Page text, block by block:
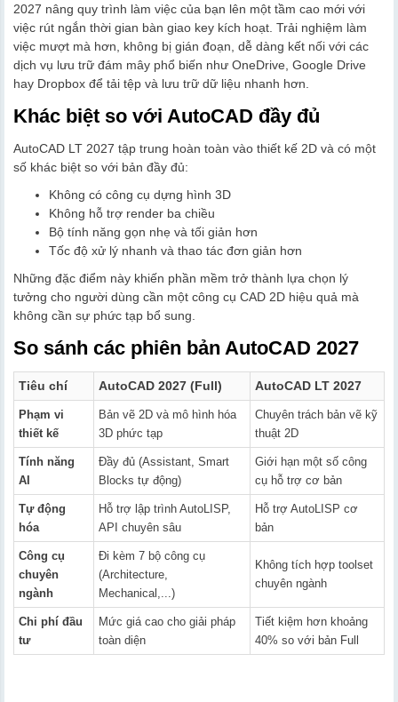
2027 nâng quy trình làm việc của bạn lên một tầm cao mới với
việc rút ngắn thời gian bàn giao key kích hoạt. Trải nghiệm làm
việc mượt mà hơn, không bị gián đoạn, dễ dàng kết nối với các
dịch vụ lưu trữ đám mây phổ biến như OneDrive, Google Drive
hay Dropbox để tải tệp và lưu trữ dữ liệu nhanh hơn.
Khác biệt so với AutoCAD đầy đủ
AutoCAD LT 2027 tập trung hoàn toàn vào thiết kế 2D và có một
số khác biệt so với bản đầy đủ:
Không có công cụ dựng hình 3D
Không hỗ trợ render ba chiều
Bộ tính năng gọn nhẹ và tối giản hơn
Tốc độ xử lý nhanh và thao tác đơn giản hơn
Những đặc điểm này khiến phần mềm trở thành lựa chọn lý
tưởng cho người dùng cần một công cụ CAD 2D hiệu quả mà
không cần sự phức tạp bổ sung.
So sánh các phiên bản AutoCAD 2027
Tiêu chí AutoCAD 2027 (Full) AutoCAD LT 2027
Phạm vi
thiết kế
Bản vẽ 2D và mô hình hóa
3D phức tạp
Chuyên trách bản vẽ kỹ
thuật 2D
Tính năng
AI
Đầy đủ (Assistant, Smart
Blocks tự động)
Giới hạn một số công
cụ hỗ trợ cơ bản
Tự động
hóa
Hỗ trợ lập trình AutoLISP,
API chuyên sâu
Hỗ trợ AutoLISP cơ
bản
Công cụ
chuyên
ngành
Đi kèm 7 bộ công cụ
(Architecture,
Mechanical,...)
Không tích hợp toolset
chuyên ngành
Chi phí đầu
tư
Mức giá cao cho giải pháp
toàn diện
Tiết kiệm hơn khoảng
40% so với bản Full